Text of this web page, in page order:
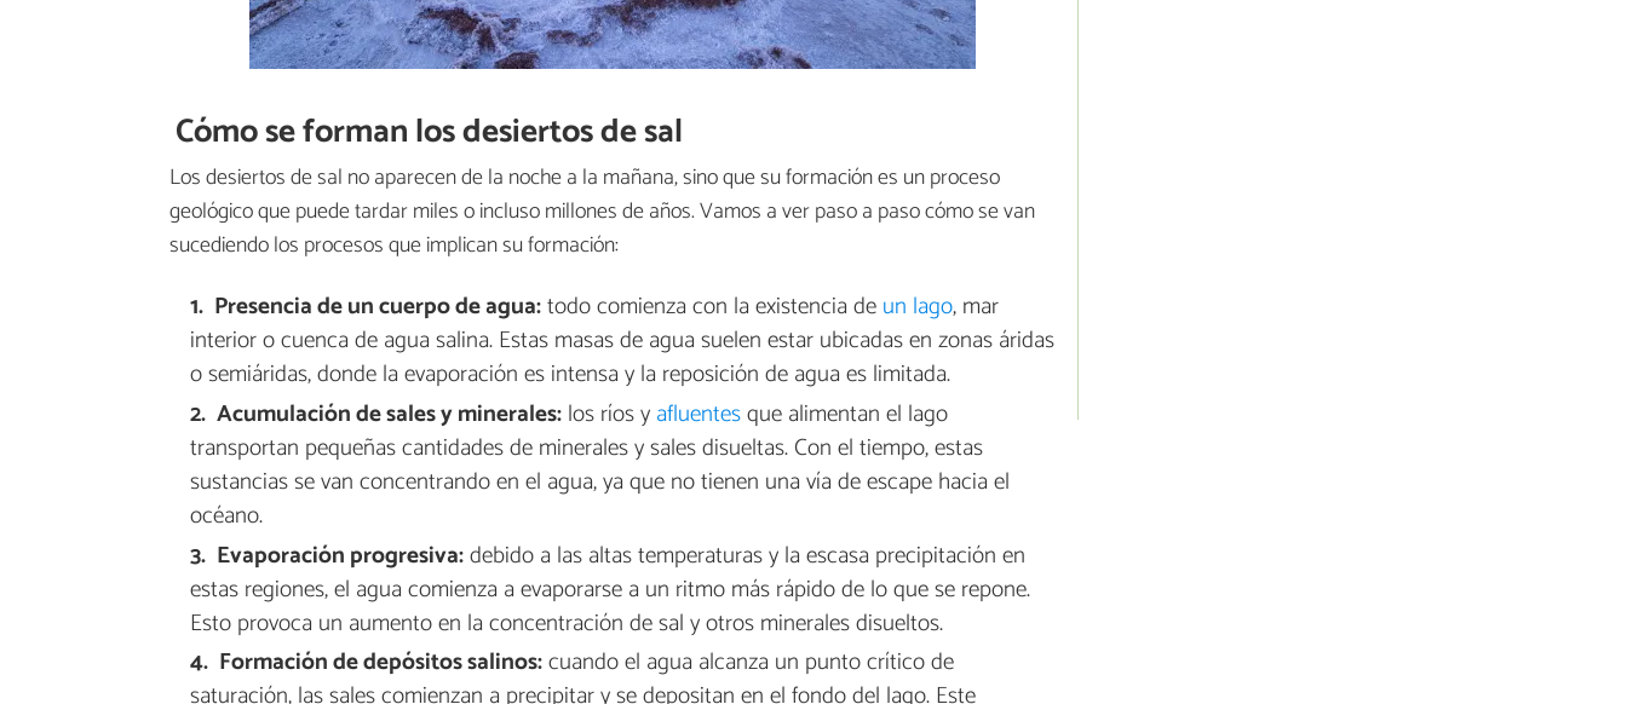
Cómo se forman los desiertos de sal
Los desiertos de sal no aparecen de la noche a la mañana, sino que su formación es un proceso
geológico que puede tardar miles o incluso millones de años. Vamos a ver paso a paso cómo se van
sucediendo los procesos que implican su formación:
Presencia de un cuerpo de agua:todo comienza con la existencia deun lago, mar
interior o cuenca de agua salina. Estas masas de agua suelen estar ubicadas en zonas áridas
o semiáridas, donde la evaporación es intensa y la reposición de agua es limitada.
Acumulación de sales y minerales:los ríos yafluentesque alimentan el lago
transportan pequeñas cantidades de minerales y sales disueltas. Con el tiempo, estas
sustancias se van concentrando en el agua, ya que no tienen una vía de escape hacia el
océano.
Evaporación progresiva:debido a las altas temperaturas y la escasa precipitación en
estas regiones, el agua comienza a evaporarse a un ritmo más rápido de lo que se repone.
Esto provoca un aumento en la concentración de sal y otros minerales disueltos.
Formación de depósitos salinos:cuando el agua alcanza un punto crítico de